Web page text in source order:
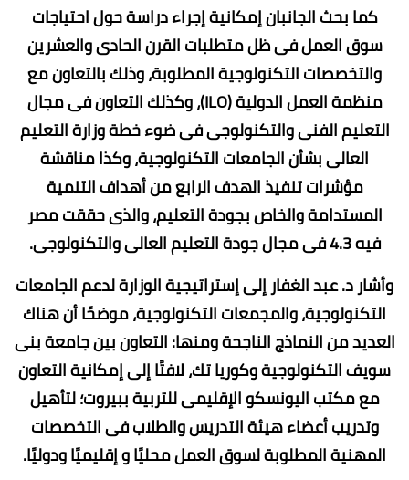
كما بحث الجانبان إمكانية إجراء دراسة حول احتياجات
سوق العمل فى ظل متطلبات القرن الحادى والعشرين
والتخصصات التكنولوجية المطلوبة، وذلك بالتعاون مع
منظمة العمل الدولية (ILO)، وكذلك التعاون فى مجال
التعليم الفنى والتكنولوجى فى ضوء خطة وزارة التعليم
العالى بشأن الجامعات التكنولوجية، وكذا مناقشة
مؤشرات تنفيذ الهدف الرابع من أهداف التنمية
المستدامة والخاص بجودة التعليم، والذى حققت مصر
فيه 4.3 فى مجال جودة التعليم العالى والتكنولوجى.
وأشار د. عبد الغفار إلى إستراتيجية الوزارة لدعم الجامعات
التكنولوجية، والمجمعات التكنولوجية، موضحًا أن هناك
العديد من النماذج الناجحة ومنها: التعاون بين جامعة بنى
سويف التكنولوجية وكوريا تك، لافتًا إلى إمكانية التعاون
مع مكتب اليونسكو الإقليمى للتربية ببيروت؛ لتأهيل
وتدريب أعضاء هيئة التدريس والطلاب فى التخصصات
المهنية المطلوبة لسوق العمل محليًا و إقليميًا ودوليًا.